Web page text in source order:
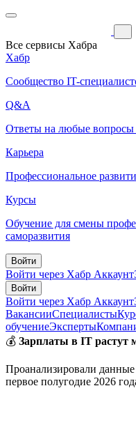
Все сервисы Хабра
Хабр
Сообщество IT-
Q&A
Ответы на любые вопросы
Карьера
Профессиональное
Курсы
Обучение для смены
саморазвития
Войти
Войти через Хабр Аккаунт
Войти
Войти через Хабр Аккаунт
ВакансииСпециалисты
обучениеЭксперты
💰 Зарплаты в IT растут
Проанализировали данные
первое полугодие 2026